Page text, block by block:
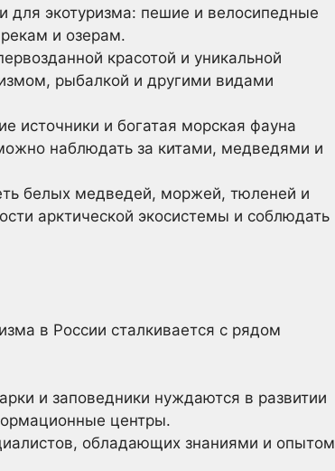
для экотуризма: пешие и велосипедные
и озерам.
красотой и уникальной
рыбалкой и другими видами
источники и богатая морская фауна
наблюдать за китами, медведями и
белых медведей, моржей, тюленей и
арктической экосистемы и соблюдать
в России сталкивается с рядом
и заповедники нуждаются в развитии
центры.
обладающих знаниями и опытом